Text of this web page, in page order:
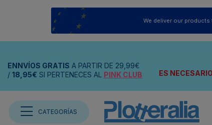
We deliver our products
ENNVÍOS GRATIS A PARTIR DE 29,99€
/ 18,95€ SI PERTENECES AL PINK CLUB
ES
CATEGORÍAS